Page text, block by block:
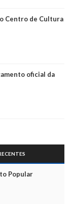
Centro de Cultura
oficial da
Popular